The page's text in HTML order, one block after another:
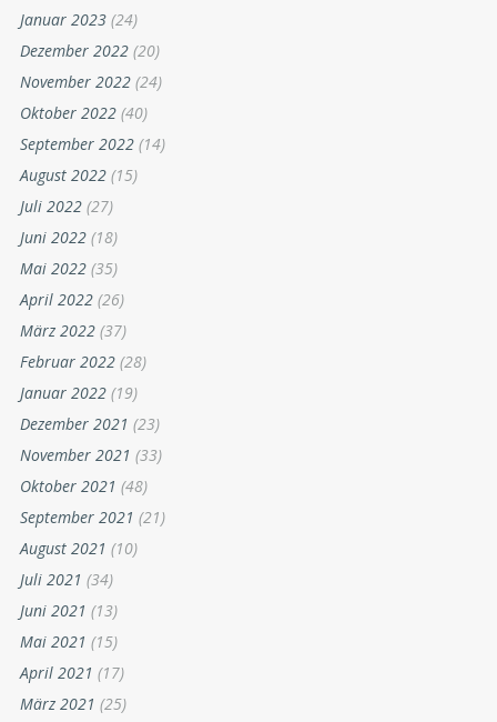
Januar 2023 (24)
Dezember 2022 (20)
November 2022 (24)
Oktober 2022 (40)
September 2022 (14)
August 2022 (15)
Juli 2022 (27)
Juni 2022 (18)
Mai 2022 (35)
April 2022 (26)
März 2022 (37)
Februar 2022 (28)
Januar 2022 (19)
Dezember 2021 (23)
November 2021 (33)
Oktober 2021 (48)
September 2021 (21)
August 2021 (10)
Juli 2021 (34)
Juni 2021 (13)
Mai 2021 (15)
April 2021 (17)
März 2021 (25)